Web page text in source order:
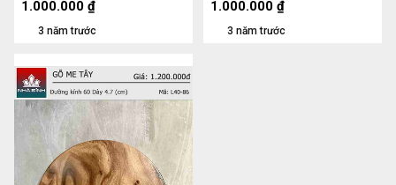
3 năm trước
1.000.000 ₫
3 năm trước
1.000.000 ₫